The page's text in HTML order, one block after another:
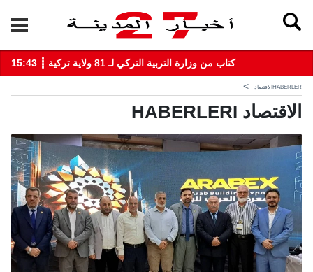
15:43 ┋ كتاب من وزارة التربية التركي لـ 81 ولاية تركية
HABERLER الاقتصاد
الاقتصاد HABERLERI